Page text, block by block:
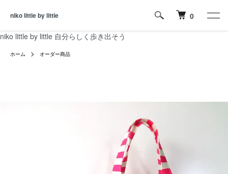
niko little by little 自分らしく歩き出そう
niko little by little 0
ホーム オーダー商品